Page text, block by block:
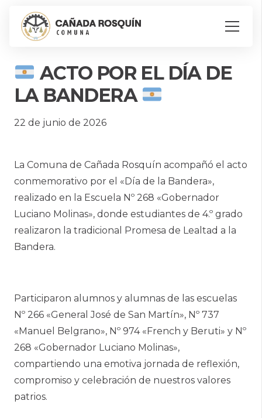
ACTO POR EL DÍA DE
LA BANDERA
22 de junio de 2026
La Comuna de Cañada Rosquín acompañó el acto
conmemorativo por el «Día de la Bandera»,
realizado en la Escuela Nº 268 «Gobernador
Luciano Molinas», donde estudiantes de 4.º grado
realizaron la tradicional Promesa de Lealtad a la
Bandera.
Participaron alumnos y alumnas de las escuelas
Nº 266 «General José de San Martín», Nº 737
«Manuel Belgrano», Nº 974 «French y Beruti» y Nº
268 «Gobernador Luciano Molinas»,
compartiendo una emotiva jornada de reflexión,
compromiso y celebración de nuestros valores
patrios.